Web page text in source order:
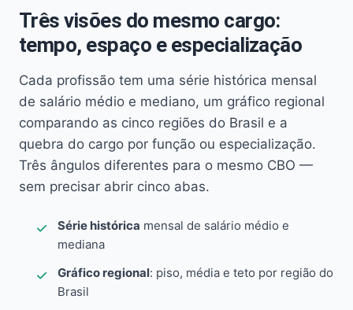
Três visões do mesmo cargo:
tempo, espaço e especialização
Cada profissão tem uma série histórica mensal
de salário médio e mediano, um gráfico regional
comparando as cinco regiões do Brasil e a
quebra do cargo por função ou especialização.
Três ângulos diferentes para o mesmo CBO —
sem precisar abrir cinco abas.
Série histórica mensal de salário médio e
mediana
Gráfico regional: piso, média e teto por região do
Brasil